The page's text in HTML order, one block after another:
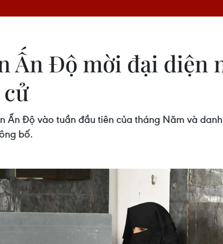
Ấn Độ mời đại diện
Độ vào tuần đầu tiên của tháng Năm và
bố.